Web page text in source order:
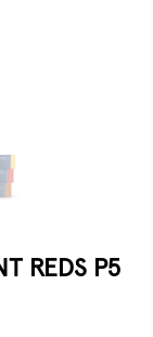
REDS P5